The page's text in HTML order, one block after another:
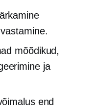
mõõdikud,
ja
end